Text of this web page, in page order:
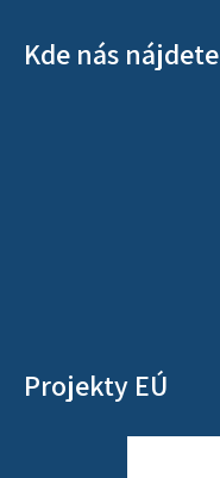
Kde nás nájdete
Projekty EÚ